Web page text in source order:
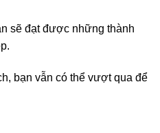
sẽ đạt được những thành
bạn vẫn có thể vượt qua để